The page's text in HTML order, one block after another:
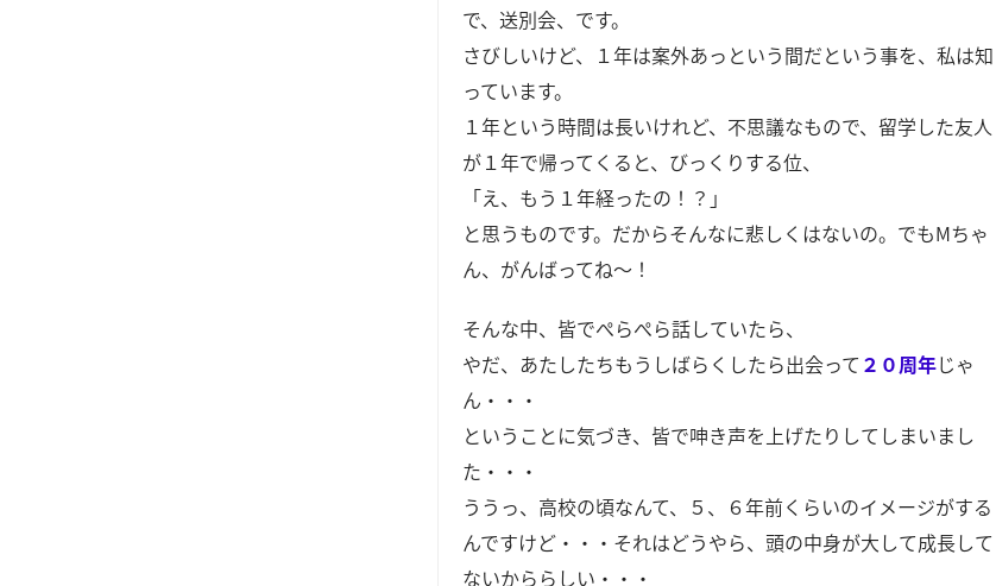
で、送別会、です。
さびしいけど、１年は案外あっという間だという事を、私は知
っています。
１年という時間は長いけれど、不思議なもので、留学した友人
が１年で帰ってくると、びっくりする位、
「え、もう１年経ったの！？」
と思うものです。だからそんなに悲しくはないの。でもМちゃ
ん、がんばってね～！
そんな中、皆でぺらぺら話していたら、
やだ、あたしたちもうしばらくしたら出会って ２０周年じゃ
ん・・・
ということに気づき、皆で呻き声を上げたりしてしまいまし
た・・・
ううっ、高校の頃なんて、５、６年前くらいのイメージがする
んですけど・・・それはどうやら、頭の中身が大して成長して
ないかららしい・・・